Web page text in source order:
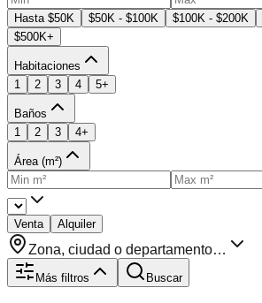
Hasta $50K $50K - $100K $100K - $200K
$500K+
Habitaciones
1
2 3 4 5+
Baños
1
2 3 4+
Área (m²)
Venta Alquiler
Zona, ciudad o departamento…
Más filtros Buscar